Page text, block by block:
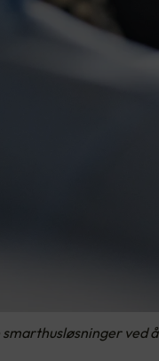
smarthusløsninger